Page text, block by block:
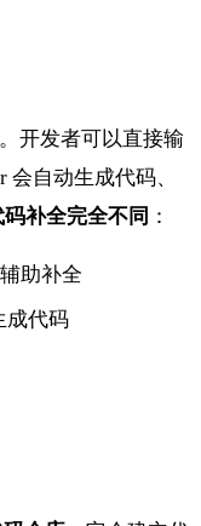
开发者可以直接输
会自动生成代码、
码补全完全不同 ：
助补全
成代码